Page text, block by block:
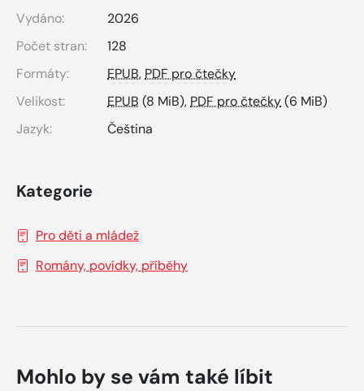
Vydáno:
2026
Počet stran:
128
Formáty:
EPUB, PDF pro čtečky
Velikost:
EPUB (8 MiB), PDF pro čtečky(6 MiB)
Jazyk:
Čeština
Kategorie
Pro děti a mládež
Romány, povídky, příběhy
Mohlo by se vám také líbit